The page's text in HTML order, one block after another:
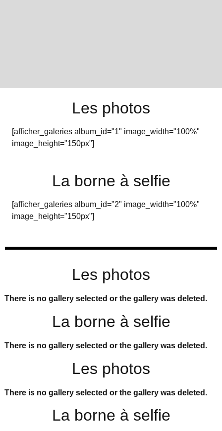
Les photos
[afficher_galeries album_id="1" image_width="100%"
image_height="150px"]
La borne à selfie
[afficher_galeries album_id="2" image_width="100%"
image_height="150px"]
Les photos
There is no gallery selected or the gallery was deleted.
La borne à selfie
There is no gallery selected or the gallery was deleted.
Les photos
There is no gallery selected or the gallery was deleted.
La borne à selfie